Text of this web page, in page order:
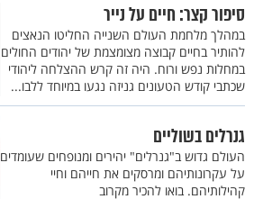
סיפור קצר: חיים על נייר
במהלך מלחמת העולם השנייה החליטו הנאצים
להותיר בחיים קבוצה מצומצמת של יהודים החולים
במחלות נפש ורוח. היה זה קרש ההצלחה ליהודי
שכתבי קודש הטעונים גניזה נגעו במיוחד ללבו...
גנרלים בשוליים
העולם גדוש ב"גנרלים" יהירים ומנופחים שעומדים
על עקרונותיהם ומרסקים את חייהם וחיי
קהילותיהם. בואו להכיר מקרוב